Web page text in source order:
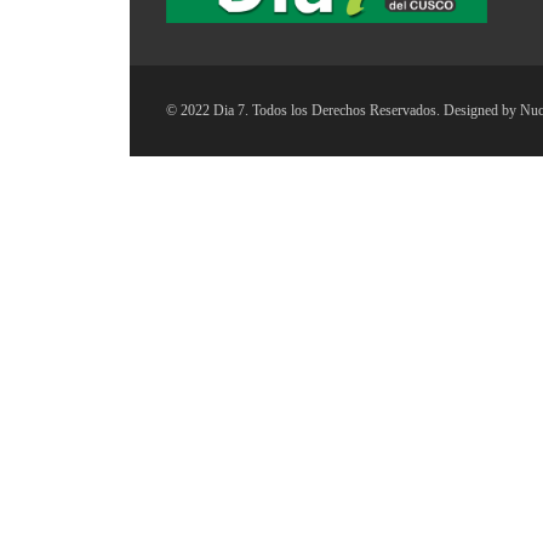
© 2022 Dia 7. Todos los Derechos Reservados. Designed by